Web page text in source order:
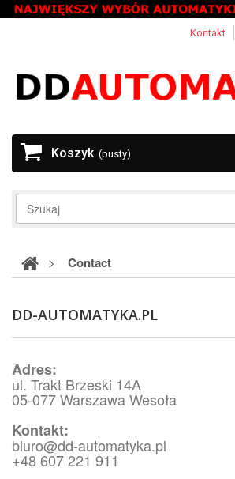
Kontakt
Koszyk (pusty)
> Contact
DD-AUTOMATYKA.PL
Adres:
ul. Trakt Brzeski 14A
05-077 Warszawa Wesoła
Kontakt:
biuro@dd-automatyka.pl
+48 607 221 911